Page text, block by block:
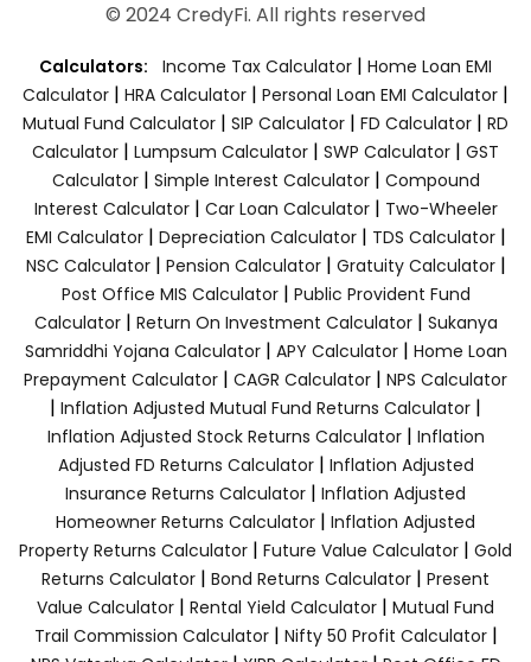
© 2024 CredyFi. All rights reserved
Calculators: Income Tax Calculator | Home Loan EMI
Calculator | HRA Calculator | Personal Loan EMI Calculator |
Mutual Fund Calculator | SIP Calculator | FD Calculator | RD
Calculator | Lumpsum Calculator | SWP Calculator | GST
Calculator| Simple Interest Calculator| Compound
Interest Calculator| Car Loan Calculator| Two-Wheeler
EMI Calculator| Depreciation Calculator| TDS Calculator|
NSC Calculator| Pension Calculator| Gratuity Calculator|
Post Office MIS Calculator| Public Provident Fund
Calculator| Return On Investment Calculator| Sukanya
Samriddhi Yojana Calculator| APY Calculator| Home Loan
Prepayment Calculator | CAGR Calculator | NPS Calculator
| Inflation Adjusted Mutual Fund Returns Calculator |
Inflation Adjusted Stock Returns Calculator| Inflation
Adjusted FD Returns Calculator| Inflation Adjusted
Insurance Returns Calculator | Inflation Adjusted
Homeowner Returns Calculator | Inflation Adjusted
Property Returns Calculator | Future Value Calculator | Gold
Returns Calculator | Bond Returns Calculator | Present
Value Calculator | Rental Yield Calculator | Mutual Fund
Trail Commission Calculator| Nifty 50 Profit Calculator|